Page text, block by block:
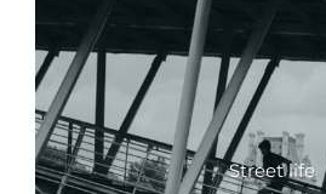
Street life